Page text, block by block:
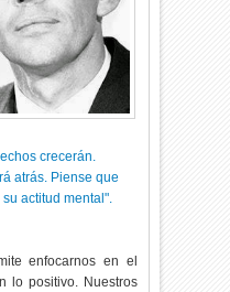
crecerán.
atrás. Piense que
actitud mental".
enfocarnos en el
lo positivo. Nuestros